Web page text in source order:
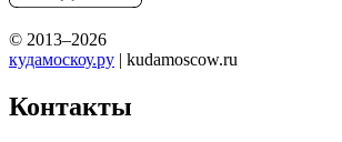
© 2013–2026
кудамоскоу.ру | kudamoscow.ru
Контакты